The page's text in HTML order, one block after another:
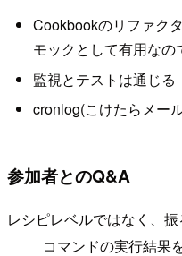
Cookbookのリファク
モックとして有用なの
監視とテストは通じる
cronlog(こけたらメー
参加者とのQ&A
レシピレベルではなく、
コマンドの実行結果